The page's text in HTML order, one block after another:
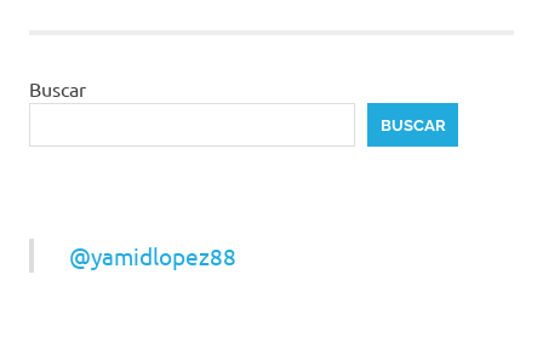
Buscar
BUSCAR
@yamidlopez88